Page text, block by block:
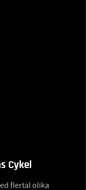
Cykel
flertal olika